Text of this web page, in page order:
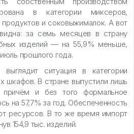
в категории миксеров,
и соковыжималок. А вот
за семь месяцев в страну
изделий — на 55,9% меньше,
прошлого года.
ситуация в категории
шкафов. В стране выпустили лишь
причём и без того формальное
на 57,7% за год. Обеспеченность
ресурсов. В то же время импорт
154,9 тыс. изделий.